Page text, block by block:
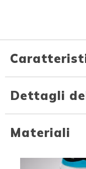
Dettagli
Materiali
Media Carousel
Carousel with product